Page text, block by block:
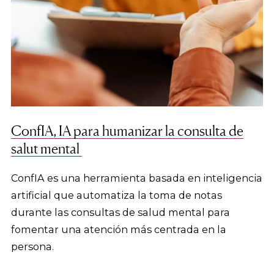
ConfIA, IA para humanizar la consulta de
salut mental
ConfIA es una herramienta basada en inteligencia
artificial que automatiza la toma de notas
durante las consultas de salud mental para
fomentar una atención más centrada en la
persona.